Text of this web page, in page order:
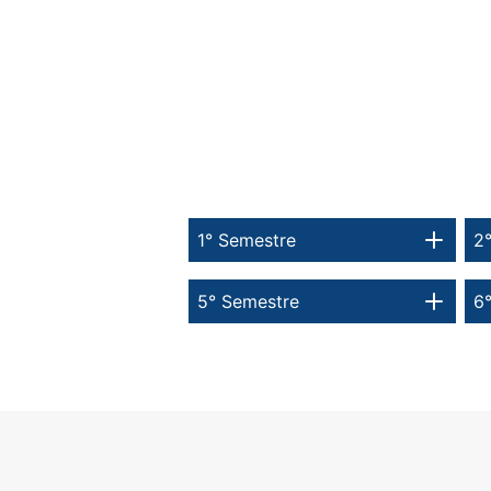
1° Semestre
5° Semestre